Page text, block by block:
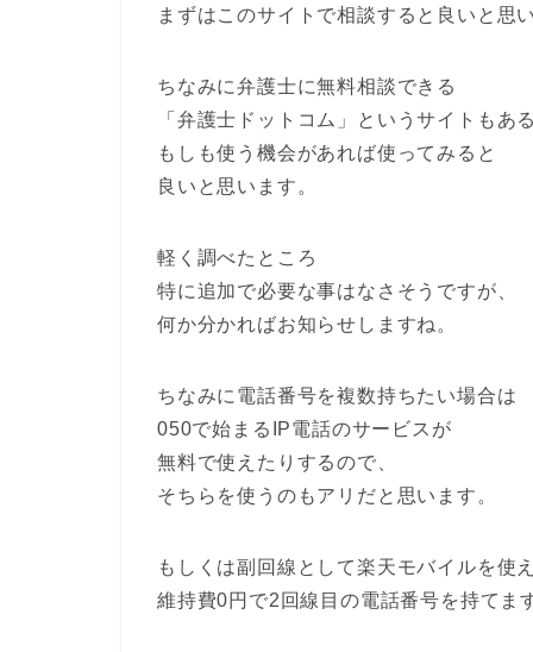
まずはこのサイトで相談すると良いと思い
ちなみに弁護士に無料相談できる
「弁護士ドットコム」というサイトもあ
もしも使う機会があれば使ってみると
良いと思います。
軽く調べたところ
特に追加で必要な事はなさそうですが、
何か分かればお知らせしますね。
ちなみに電話番号を複数持ちたい場合は
050で始まるIP電話のサービスが
無料で使えたりするので、
そちらを使うのもアリだと思います。
もしくは副回線として楽天モバイルを使
維持費0円で2回線目の電話番号を持てま